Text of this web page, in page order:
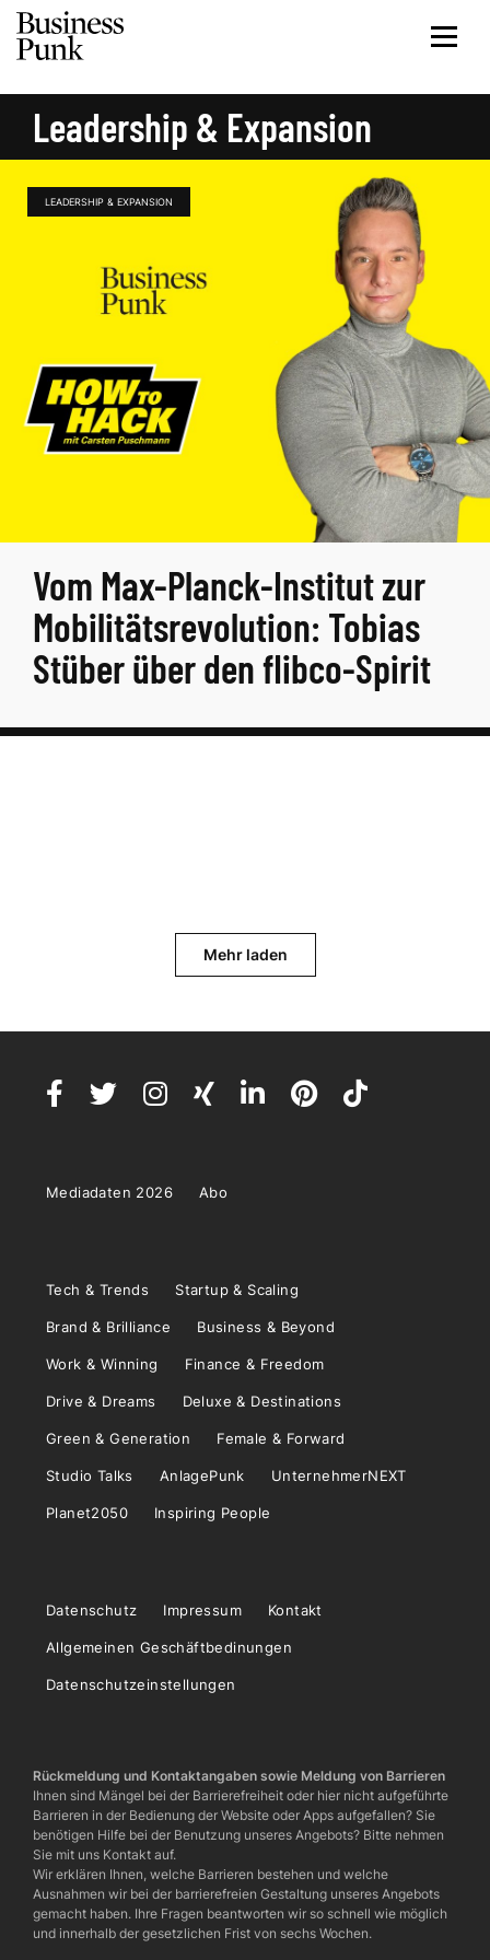
Leadership & Expansion
LEADERSHIP & EXPANSION
Vom Max-Planck-Institut zur
Mobilitätsrevolution: Tobias
Stüber über den flibco-Spirit
Mehr laden
Mediadaten 2026 Abo
Tech & Trends Startup & Scaling
Brand & Brilliance Business & Beyond
Work & Winning Finance & Freedom
Drive & Dreams Deluxe & Destinations
Green & Generation Female & Forward
Studio Talks AnlagePunk UnternehmerNEXT
Planet2050 Inspiring People
Datenschutz Impressum Kontakt
Allgemeinen Geschäftbedinungen
Datenschutzeinstellungen
Rückmeldung und Kontaktangaben sowie Meldung von Barrieren
Ihnen sind Mängel bei der Barrierefreiheit oder hier nicht aufgeführte
Barrieren in der Bedienung der Website oder Apps aufgefallen? Sie
benötigen Hilfe bei der Benutzung unseres Angebots? Bitte nehmen
Sie mit uns Kontakt auf.
Wir erklären Ihnen, welche Barrieren bestehen und welche
Ausnahmen wir bei der barrierefreien Gestaltung unseres Angebots
gemacht haben. Ihre Fragen beantworten wir so schnell wie möglich
und innerhalb der gesetzlichen Frist von sechs Wochen.